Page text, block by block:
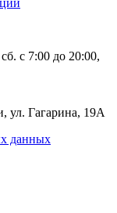
с 7:00 до 20:00,
ул. Гагарина, 19А
данных